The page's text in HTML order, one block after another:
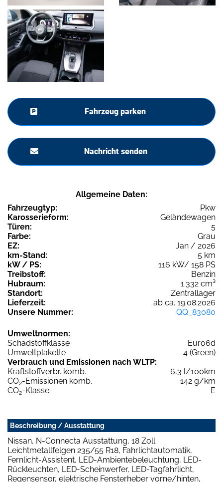
Fahrzeug parken
Nachricht senden
Allgemeine Daten:
Fahrzeugtyp:
Pkw
Karosserieform:
Geländewagen
Türen:
5
Farbe:
Grau
EZ:
Jan / 2026
km-Stand:
5 km
kW / PS:
116 kW/ 158 PS
Treibstoff:
Benzin
Hubraum:
1.332 cm³
Standort:
Zentrallager
Lieferzeit:
ab ca. 19.08.2026
Unsere Nummer:
QQ_83080
Umweltnormen:
Schadstoffklasse
Euro6d
Umweltplakette
4 (Green)
Verbrauch und Emissionen nach WLTP:
Kraftstoffverbr. komb.
6,3 l/100km
CO2-Emissionen komb.
142 g/km
CO2-Klasse E
Beschreibung / Ausstattung
Nissan, N-Connecta Ausstattung, 18 Zoll
Leichtmetallfelgen 235/55 R18, Fahrlichtautomatik,
Fernlicht-Assistent, LED-Ambientebeleuchtung, LED-
Rückleuchten, LED-Scheinwerfer, LED-Tagfahrlicht,
Regensensor, elektrische Fensterheber vorne/hinten,